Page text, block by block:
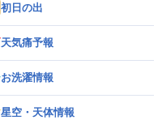
初日の出
天気痛予報
お洗濯情報
星空・天体情報